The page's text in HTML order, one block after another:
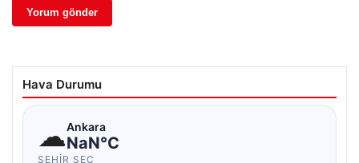
Hava Durumu
☁Ankara
NaN°C
ŞEHIR SEÇ